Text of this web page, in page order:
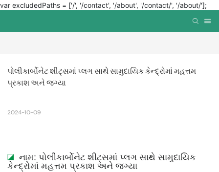
var excludedPaths = ['/', '/contact', '/about', '/contact/', '/about/'];
પોલીકાર્બોનેટ શીટ્સમાં પ્લગ સાથે સામુદાયિક કેન્દ્રોમાં મહત્તમ
પ્રકાશ અને જગ્યા
2024-10-09
◪ નામ: પોલીકાર્બોનેટ શીટ્સમાં પ્લગ સાથે સામુદાયિક
કેન્દ્રોમાં મહત્તમ પ્રકાશ અને જગ્યા